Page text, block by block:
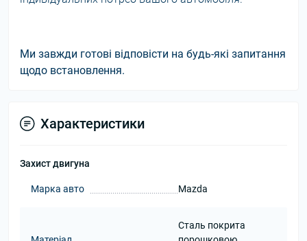
Ми завжди готові відповісти на будь-які запитання
щодо встановлення.
Характеристики
Захист двигуна
Марка авто Mazda
Сталь покрита